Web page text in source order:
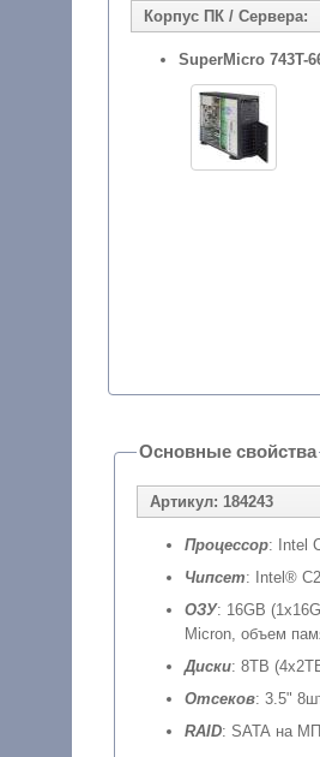
Корпус ПК / Сервера:
SuperMicro 743T-
Основные свойства
Артикул: 184243
Процессор: Intel
Чипсет: Intel®
ОЗУ: 16GB
Micron, объем
Диски: 8TB
Отсеков: 3.5"
RAID: SATA на